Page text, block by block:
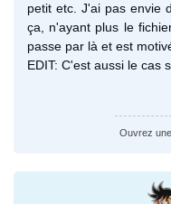
petit etc. J'ai pas envie
ça, n'ayant plus le
passe par là et est
EDIT: C'est aussi le cas
Ouvrez